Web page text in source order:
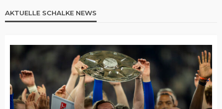
AKTUELLE SCHALKE NEWS